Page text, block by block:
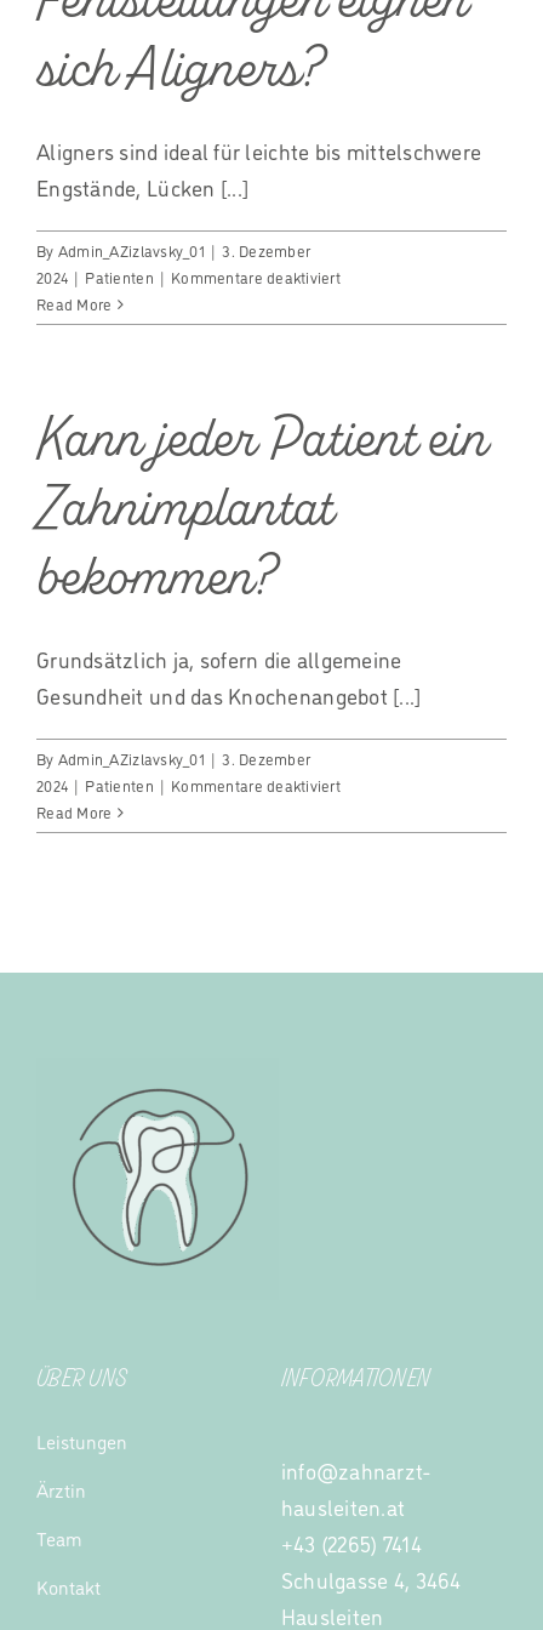
sich Aligners?
Aligners sind ideal für leichte bis mittelschwere
Engstände, Lücken [...]
By Admin_AZizlavsky_01 | 3. Dezember
2024 | Patienten | Kommentare deaktiviertfür
welche
Aligners?
Read More
Kann jeder Patient ein
Zahnimplantat
bekommen?
Grundsätzlich ja, sofern die allgemeine
Gesundheit und das Knochenangebot [...]
By Admin_AZizlavsky_01 | 3. Dezember
2024 | Patienten | Kommentare deaktiviertfür
jeder
Read More
ÜBER UNS
Leistungen
Ärztin
Team
Kontakt
INFORMATIONEN
info@zahnarzt-
hausleiten.at
+43 (2265) 7414
Schulgasse 4, 3464
Hausleiten